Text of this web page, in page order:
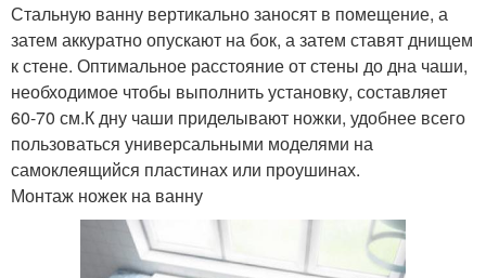
Стальную ванну вертикально заносят в помещение, а
затем аккуратно опускают на бок, а затем ставят днищем
к стене. Оптимальное расстояние от стены до дна чаши,
необходимое чтобы выполнить установку, составляет
60-70 см.К дну чаши приделывают ножки, удобнее всего
пользоваться универсальными моделями на
самоклеящийся пластинах или проушинах.
Монтаж ножек на ванну